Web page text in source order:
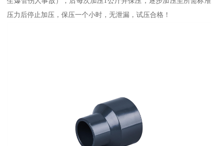
压力后停止加压，保压一个小时，无泄漏，试压合格！